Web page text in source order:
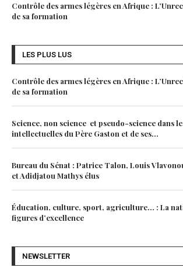
Contrôle des armes légères en Afrique :
de sa formation
LES PLUS LUS
Contrôle des armes légères en Afrique :
de sa formation
Science, non science et pseudo-science dans
intellectuelles du Père Gaston et de ses...
Bureau du Sénat : Patrice Talon, Louis
et Adidjatou Mathys élus
Éducation, culture, sport, agriculture… : La
figures d’excellence
NEWSLETTER